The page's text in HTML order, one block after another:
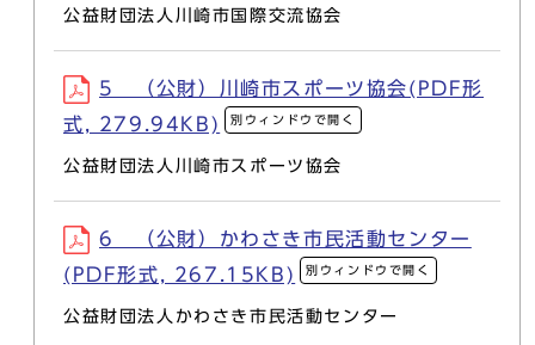
公益財団法人川崎市国際交流協会
5 （公財）川崎市スポーツ協会(PDF形
式, 279.94KB)
別ウィンドウで開く
公益財団法人川崎市スポーツ協会
6 （公財）かわさき市民活動センター
(PDF形式, 267.15KB)
別ウィンドウで開く
公益財団法人かわさき市民活動センター